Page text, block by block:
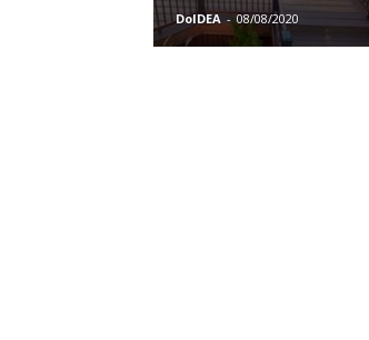
DoIDEA - 08/08/2020